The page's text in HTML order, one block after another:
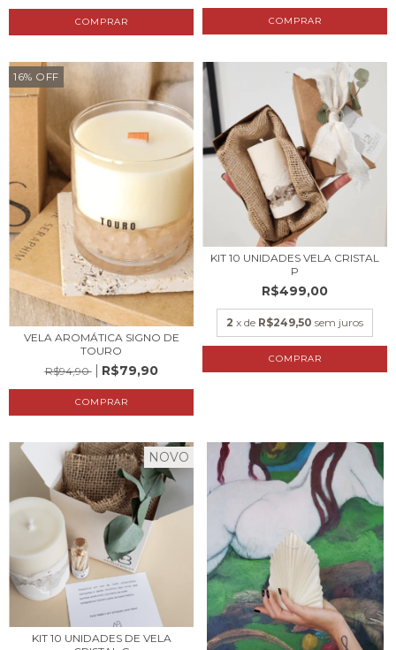
16% OFF
VELA AROMÁTICA SIGNO DE
TOURO
R$94,90
R$79,90
KIT 10 UNIDADES VELA CRISTAL
P
R$499,00
2 x de R$249,50 sem juros
COMPRAR
NOVO
KIT 10 UNIDADES DE VELA